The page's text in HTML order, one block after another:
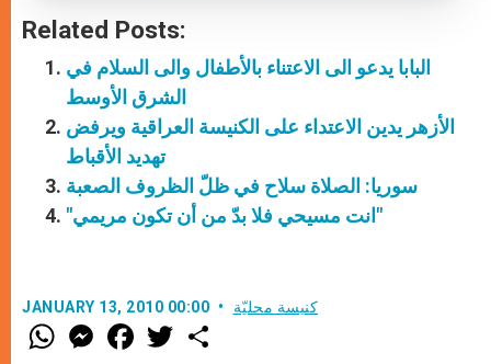
Related Posts:
البابا يدعو الى الاعتناء بالأطفال والى السلام في
الشرق الأوسط
الأزهر يدين الاعتداء على الكنيسة العراقية ويرفض
تهديد الأقباط
سوريا: الصلاة سلاح في ظلّ الظروف الصعبة
"انت مسيحي فلا بدّ من أن تكون مريمي"
JANUARY 13, 2010 00:00 كنيسة محليّة
W
h
M
e
F
a w